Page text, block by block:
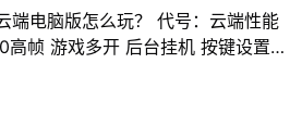
端电脑版怎么玩？ 代号：云端性能
高帧 游戏多开 后台挂机 按键设置